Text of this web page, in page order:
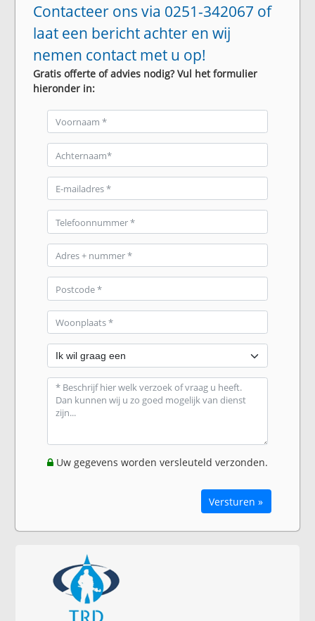
Contacteer ons via 0251-342067 of
laat een bericht achter en wij
nemen contact met u op!
Gratis offerte of advies nodig? Vul het formulier
hieronder in:
Uw gegevens worden versleuteld verzonden.
Versturen »